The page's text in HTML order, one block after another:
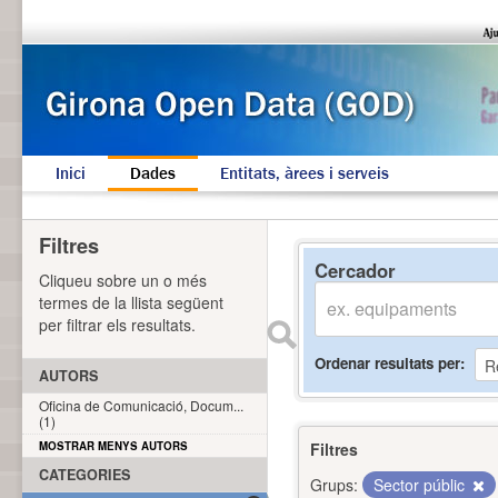
Inici Dades Entitats, àrees i serveis
Cercador
Ordenar resultats per
Filtres
Grups:
Sector públic
Filtres
Cliqueu sobre un o més
termes de la llista següent
per filtrar els resultats.
AUTORS
Oficina de Comunicació, Docum...
(1)
MOSTRAR MENYS AUTORS
CATEGORIES